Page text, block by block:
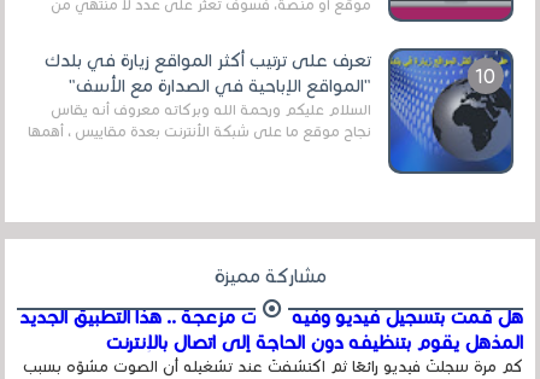
موقع أو منصة، فسوف تعثر على عدد لا منتهي من
تعرف على ترتيب أكثر المواقع زيارة في بلدك
"المواقع الإباحية في الصدارة مع الأسف"
السلام عليكم ورحمة الله وبركاته معروف أنه يقاس
نجاح موقع ما على شبكة الأنترنت بعدة مقاييس ، أهمها
مشاركة مميزة
هل قمت بتسجيل فيديو وفيه أصوت مزعجة .. هذا التطبيق الجديد
المذهل يقوم بتنظيفه دون الحاجة إلى اتصال بالإنترنت
كم مرة سجلتَ فيديو رائعًا ثم اكتشفتَ عند تشغيله أن الصوت مشوّه بسبب